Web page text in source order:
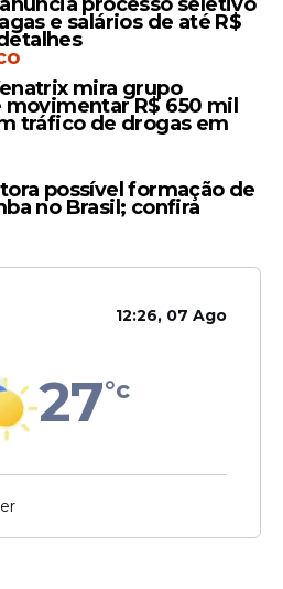
Cida, além de
para que de fato
país sem feminicídio,
a vida e a
as
amplia as
e punitivas aos
e salários de até R$
mira grupo
R$ 650 mil
tráfico de drogas em
possível formação de
no Brasil; confira
12:26, 07 Ago
27°c